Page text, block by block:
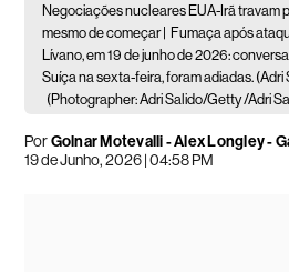
Negociações nucleares EUA-Irã travam
mesmo de começar |
Fumaça após
Lívano, em 19 de junho de 2026:
Suíça na sexta-feira, foram adiadas.
(Photographer: Adri Salido/Getty /Adri
PorGolnar Motevalli - Alex Longley -
19 de Junho, 2026 | 04:58 PM